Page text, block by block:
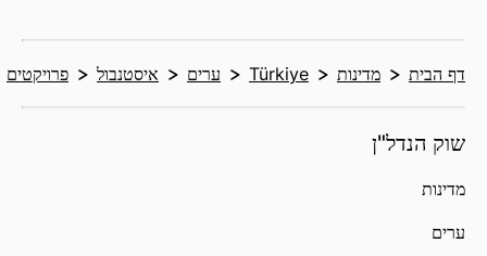
דף הבית מדינות Türkiye ערים איסטנבול פרויקטים
שוק הנדל"ן
מדינות
ערים